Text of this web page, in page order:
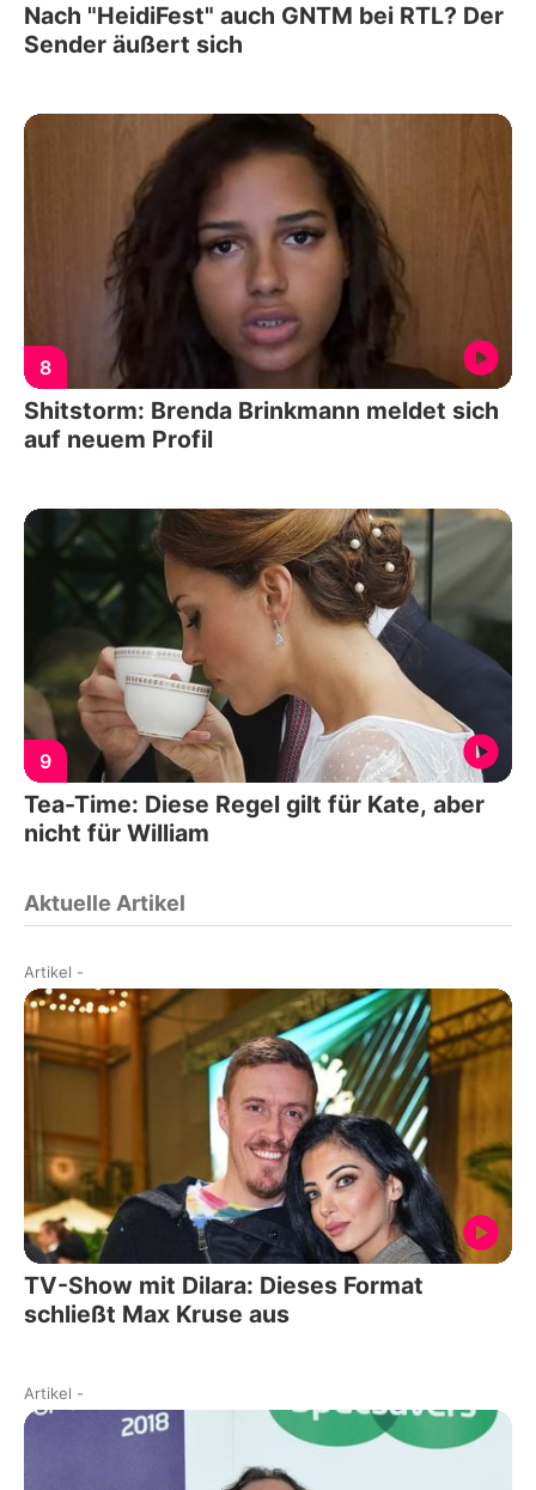
Nach "HeidiFest" auch GNTM bei RTL? Der
Sender äußert sich
8
Shitstorm: Brenda Brinkmann meldet sich
auf neuem Profil
9
Tea-Time: Diese Regel gilt für Kate, aber
nicht für William
Aktuelle Artikel
Artikel -
TV-Show mit Dilara: Dieses Format
schließt Max Kruse aus
Artikel -